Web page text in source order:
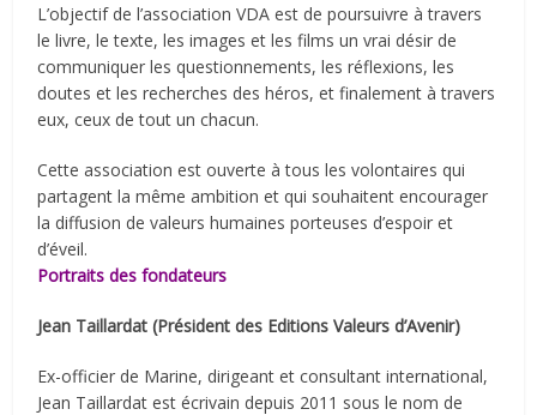
L’objectif de l’association VDA est de poursuivre à travers
le livre, le texte, les images et les films un vrai désir de
communiquer les questionnements, les réflexions, les
doutes et les recherches des héros, et finalement à travers
eux, ceux de tout un chacun.
Cette association est ouverte à tous les volontaires qui
partagent la même ambition et qui souhaitent encourager
la diffusion de valeurs humaines porteuses d’espoir et
d’éveil.
Portraits des fondateurs
Jean Taillardat (Président des Editions Valeurs d’Avenir)
Ex-officier de Marine, dirigeant et consultant international,
Jean Taillardat est écrivain depuis 2011 sous le nom de